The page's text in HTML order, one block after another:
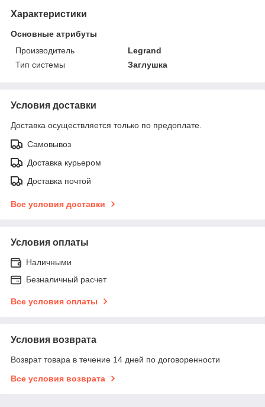
Характеристики
Основные атрибуты
Производитель
Legrand
Тип системы
Заглушка
Условия доставки
Доставка осуществляется только по предоплате.
Самовывоз
Доставка курьером
Доставка почтой
Все условия доставки
Условия оплаты
Наличными
Безналичный расчет
Все условия оплаты
Условия возврата
Возврат товара в течение 14 дней по договоренности
Все условия возврата